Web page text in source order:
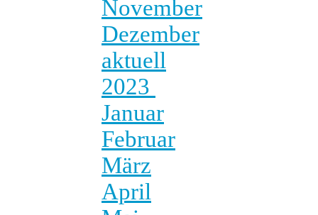
November
Dezember
aktuell
2023
Januar
Februar
März
April